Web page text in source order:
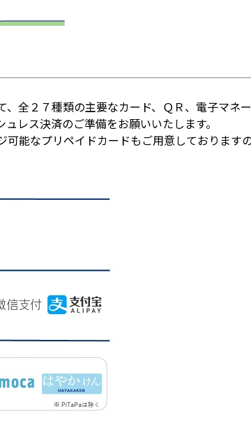
全２７種類の主要なカード、ＱＲ、電子マネ
レス決済のご準備をお願いいたします。
能なプリペイドカードもご用意しております